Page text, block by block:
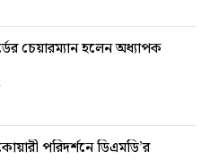
চেয়ারম্যান হলেন অধ্যাপক
পরিদর্শনে ডিএমডি’র